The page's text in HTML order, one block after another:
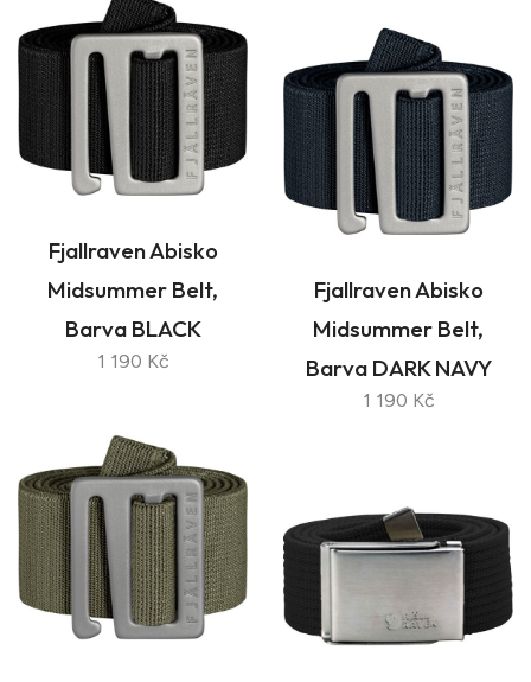
Fjallraven Abisko
Midsummer Belt,
Barva BLACK
1 190 Kč
Fjallraven Abisko
Midsummer Belt,
Barva DARK NAVY
1 190 Kč